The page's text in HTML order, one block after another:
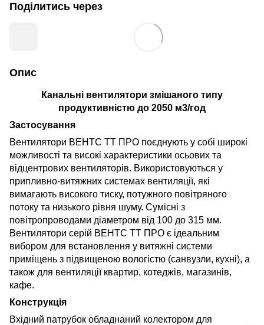
Поділитись через
Опис
Канальні вентилятори змішаного типу
продуктивністю до 2050 м3/год
Застосування
Вентилятори ВЕНТС ТТ ПРО поєднують у собі широкі
можливості та високі характеристики осьових та
відцентрових вентиляторів. Використовуються у
припливно-витяжних системах вентиляції, які
вимагають високого тиску, потужного повітряного
потоку та низького рівня шуму. Сумісні з
повітропроводами діаметром від 100 до 315 мм.
Вентилятори серій ВЕНТС ТТ ПРО є ідеальним
вибором для встановлення у витяжні системи
приміщень з підвищеною вологістю (санвузли, кухні), а
також для вентиляції квартир, котеджів, магазинів,
кафе.
Конструкція
Вхідний патрубок обладнаний колектором для